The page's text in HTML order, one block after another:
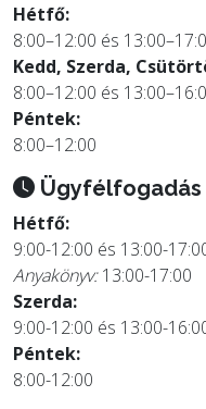
Hétfő:
8:00–12:00 és
Kedd, Szerda,
8:00–12:00 és
Péntek:
8:00–12:00
Ügyfélfogadás
Hétfő:
9:00-12:00 és 13:00-
Anyakönyv:13:00-17:00
Szerda:
9:00-12:00 és 13:00-
Péntek:
8:00-12:00